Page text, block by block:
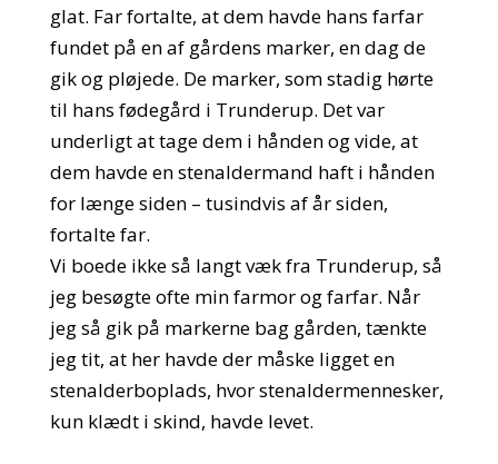
glat. Far fortalte, at dem havde hans farfar
fundet på en af gårdens marker, en dag de
gik og pløjede. De marker, som stadig hørte
til hans fødegård i Trunderup. Det var
underligt at tage dem i hånden og vide, at
dem havde en stenaldermand haft i hånden
for længe siden – tusindvis af år siden,
fortalte far.
Vi boede ikke så langt væk fra Trunderup, så
jeg besøgte ofte min farmor og farfar. Når
jeg så gik på markerne bag gården, tænkte
jeg tit, at her havde der måske ligget en
stenalderboplads, hvor stenaldermennesker,
kun klædt i skind, havde levet.